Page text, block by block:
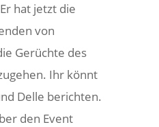
hat jetzt die
von
Gerüchte des
Ihr könnt
Delle berichten.
den Event